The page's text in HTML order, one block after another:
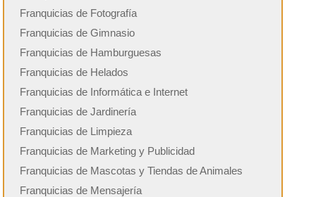
Franquicias de Fotografía
Franquicias de Gimnasio
Franquicias de Hamburguesas
Franquicias de Helados
Franquicias de Informática e Internet
Franquicias de Jardinería
Franquicias de Limpieza
Franquicias de Marketing y Publicidad
Franquicias de Mascotas y Tiendas de Animales
Franquicias de Mensajería